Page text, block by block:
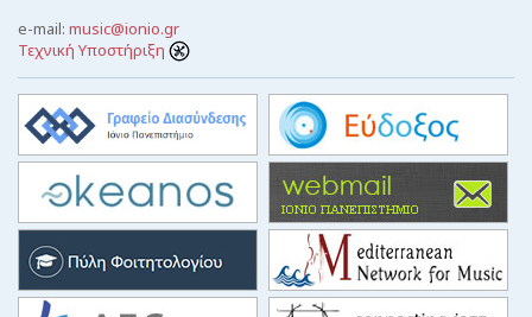
e-mail: music@ionio.gr
Τεχνική Υποστήριξη